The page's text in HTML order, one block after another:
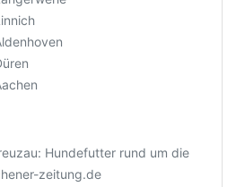
Hundefutter rund um die
zeitung.de